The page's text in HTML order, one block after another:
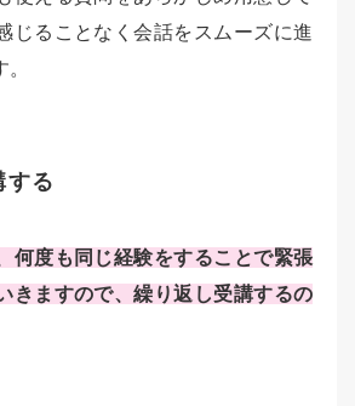
じることなく会話をスムーズに進
する
何度も同じ経験をすることで緊張
きますので、繰り返し受講するの